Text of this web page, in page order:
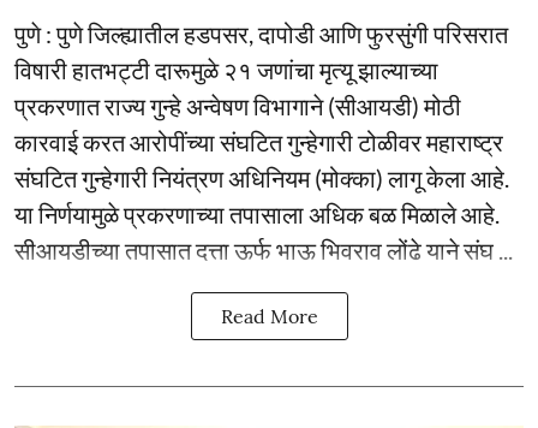
पुणे : पुणे जिल्ह्यातील हडपसर, दापोडी आणि फुरसुंगी परिसरात
विषारी हातभट्टी दारूमुळे २१ जणांचा मृत्यू झाल्याच्या
प्रकरणात राज्य गुन्हे अन्वेषण विभागाने (सीआयडी) मोठी
कारवाई करत आरोपींच्या संघटित गुन्हेगारी टोळीवर महाराष्ट्र
संघटित गुन्हेगारी नियंत्रण अधिनियम (मोक्का) लागू केला आहे.
या निर्णयामुळे प्रकरणाच्या तपासाला अधिक बळ मिळाले आहे.
सीआयडीच्या तपासात दत्ता ऊर्फ भाऊ भिवराव लोंढे याने संघ ...
Read More